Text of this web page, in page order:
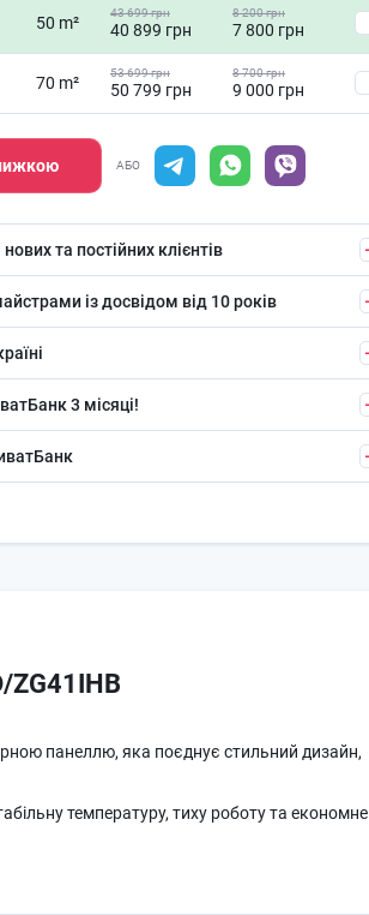
50 m²
43 699 грн
40 899 грн
8 200 грн
7 800 грн
70 m²
53 699 грн
50 799 грн
8 700 грн
9 000 грн
АБО
та постійних клієнтів
із досвідом від 10 років
3 місяці!
ZG41IHB
панеллю, яка поєднує стильний дизайн,
температуру, тиху роботу та економне